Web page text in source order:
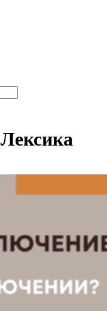
Лексика